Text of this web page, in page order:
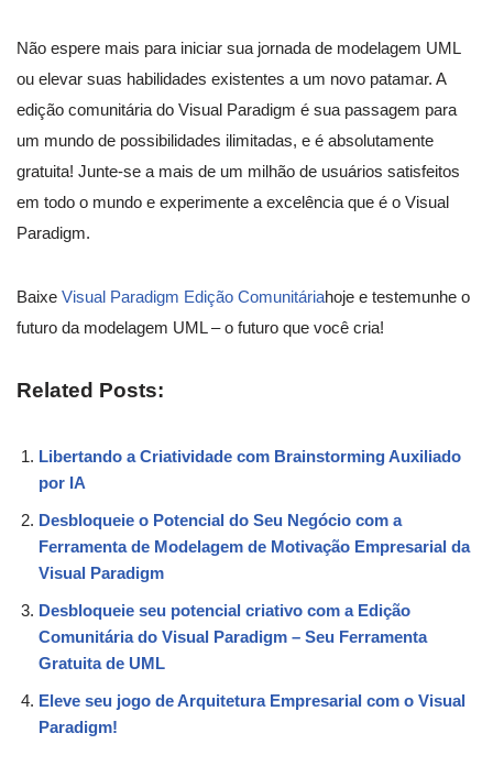
Não espere mais para iniciar sua jornada de modelagem UML
ou elevar suas habilidades existentes a um novo patamar. A
edição comunitária do Visual Paradigm é sua passagem para
um mundo de possibilidades ilimitadas, e é absolutamente
gratuita! Junte-se a mais de um milhão de usuários satisfeitos
em todo o mundo e experimente a excelência que é o Visual
Paradigm.
Baixe Visual Paradigm Edição Comunitáriahoje e testemunhe o
futuro da modelagem UML – o futuro que você cria!
Related Posts:
Libertando a Criatividade com Brainstorming Auxiliado
por IA
Desbloqueie o Potencial do Seu Negócio com a
Ferramenta de Modelagem de Motivação Empresarial da
Visual Paradigm
Desbloqueie seu potencial criativo com a Edição
Comunitária do Visual Paradigm – Seu Ferramenta
Gratuita de UML
Eleve seu jogo de Arquitetura Empresarial com o Visual
Paradigm!